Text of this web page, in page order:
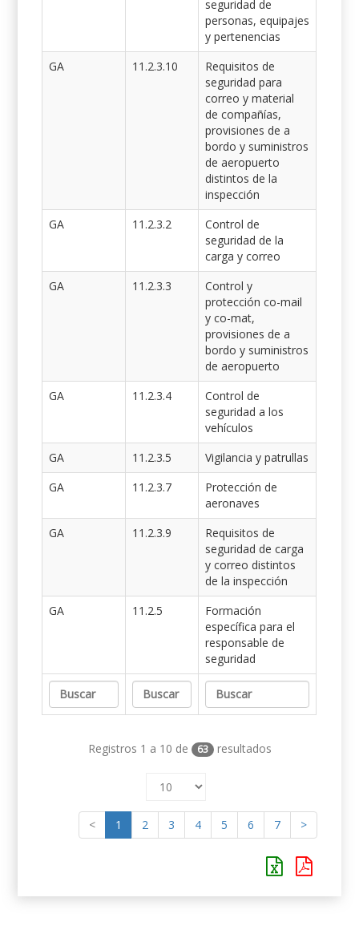
seguridad de
personas, equipajes
y pertenencias
GA
11.2.3.10
Requisitos de
seguridad para
correo y material
de compañías,
provisiones de a
bordo y suministros
de aeropuerto
distintos de la
inspección
GA
11.2.3.2
Control de
seguridad de la
carga y correo
GA
11.2.3.3
Control y
protección co-mail
y co-mat,
provisiones de a
bordo y suministros
de aeropuerto
GA
11.2.3.4
Control de
seguridad a los
vehículos
GA
11.2.3.5
Vigilancia y patrullas
GA
11.2.3.7
Protección de
aeronaves
GA
11.2.3.9
Requisitos de
seguridad de carga
y correo distintos
de la inspección
GA
11.2.5
Formación
específica para el
responsable de
seguridad
Registros 1 a 10 de 63 resultados
< 1 2 3 4 5 6 7 >